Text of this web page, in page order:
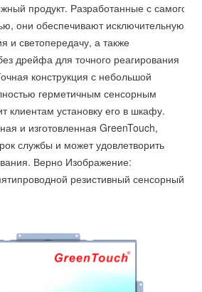
продукт. Разработанные с самого
они обеспечивают исключительную
и светопередачу, а также
дрейфа для точного реагирования
конструкция с небольшой
герметичным сенсорным
клиентам установку его в шкафу.
и изготовленная GreenTouch,
службы и может удовлетворить
Верно Изображение:
резистивный сенсорный